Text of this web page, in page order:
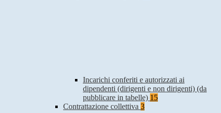
Incarichi conferiti e autorizzati ai
dipendenti (dirigenti e non dirigenti) (da
pubblicare in tabelle) 15
Contrattazione collettiva 3